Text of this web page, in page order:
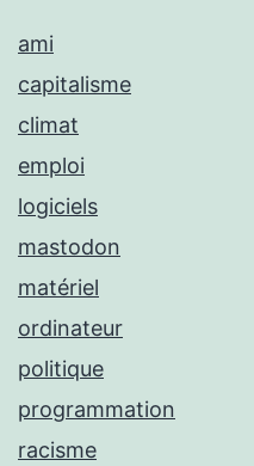
ami
capitalisme
climat
emploi
logiciels
mastodon
matériel
ordinateur
politique
programmation
racisme